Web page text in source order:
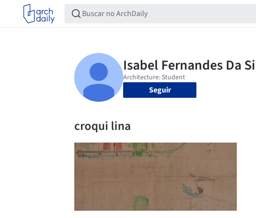
Seguir
croqui lina